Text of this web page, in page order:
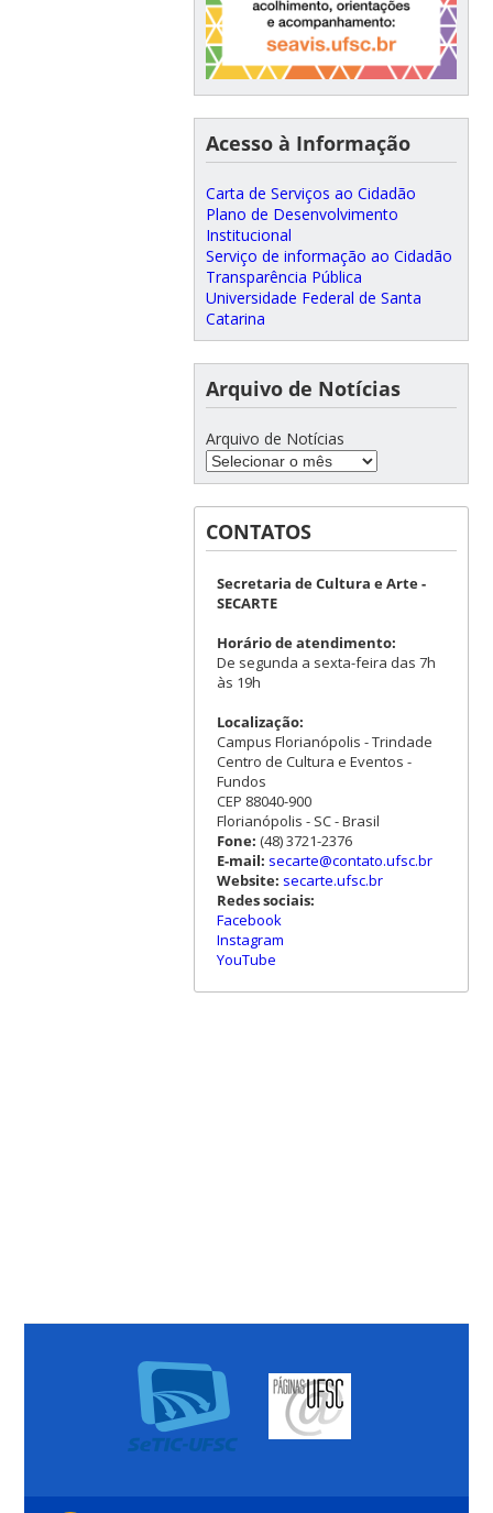
Acesso à Informação
Carta de Serviços ao Cidadão
Plano de Desenvolvimento
Institucional
Serviço de informação ao Cidadão
Transparência Pública
Universidade Federal de Santa
Catarina
Arquivo de Notícias
Arquivo de Notícias
CONTATOS
Secretaria de Cultura e Arte -
SECARTE
Horário de atendimento:
De segunda a sexta-feira das 7h
às 19h
Localização:
Campus Florianópolis - Trindade
Centro de Cultura e Eventos -
Fundos
CEP 88040-900
Florianópolis - SC - Brasil
Fone: (48) 3721-2376
E-mail: secarte@contato.ufsc.br
Website: secarte.ufsc.br
Redes sociais:
Facebook
Instagram
YouTube